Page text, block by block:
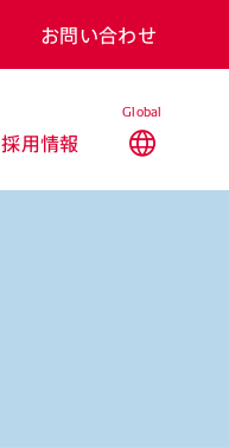
お問い合わせ
採用情報
Global